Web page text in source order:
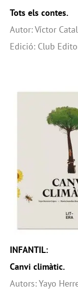
Tots els contes.
Autor: Víctor
Edició: Club
INFANTIL:
Canvi climàtic.
Autors: Yayo